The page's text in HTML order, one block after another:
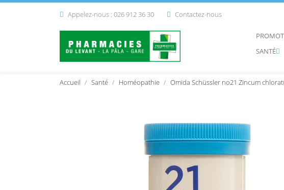
 Appelez-nous : 026 912 36 30  Contactez-nous

SANTÉ
Accueil Santé Homéopathie Omida Schüssler no21 Zincum